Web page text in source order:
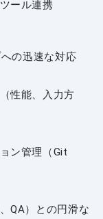
ール連携
の迅速な対応
性能、入力方
ン管理（Git
QA）との円滑な